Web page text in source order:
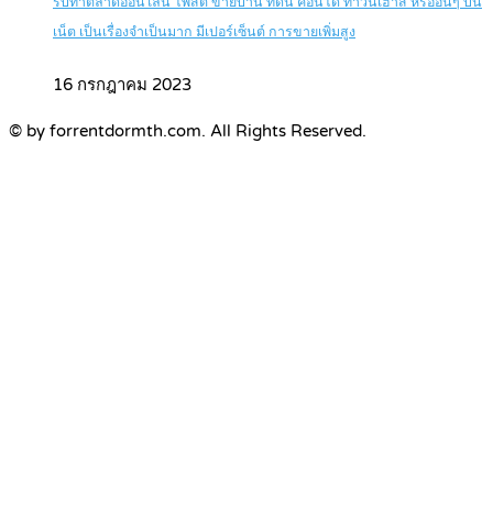
เน็ต เป็นเรื่องจำเป็นมาก มีเปอร์เซ็นต์ การขายเพิ่มสูง
16 กรกฎาคม 2023
© by forrentdormth.com. All Rights Reserved.